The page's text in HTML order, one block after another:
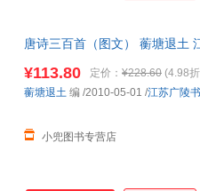
唐诗三百首（图文） 蘅塘退土
¥113.80 定价： ¥228.60 (4.98
小兜图书专营店
蘅塘退土 编 /2010-05-01 /江苏广陵